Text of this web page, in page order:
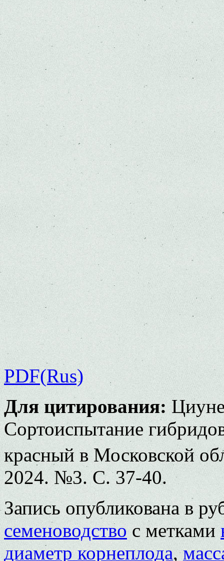
PDF(Rus)
Для цитирования:
Сортоиспытание
красный в Московской
2024. №3. С. 37-40.
Запись опубликована в
семеноводствос метками
диаметр корнеплода,